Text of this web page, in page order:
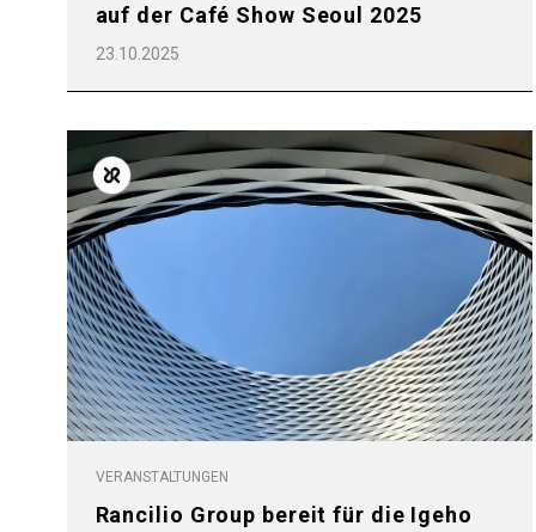
auf der Café Show Seoul 2025
23.10.2025
VERANSTALTUNGEN
Rancilio Group bereit für die Igeho